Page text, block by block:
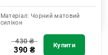
Матеріал: Чорний матовий
силікон
430₴
390 ₴ Купити